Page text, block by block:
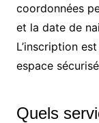
coordonnées
et la date de
L’inscription
espace
Quels